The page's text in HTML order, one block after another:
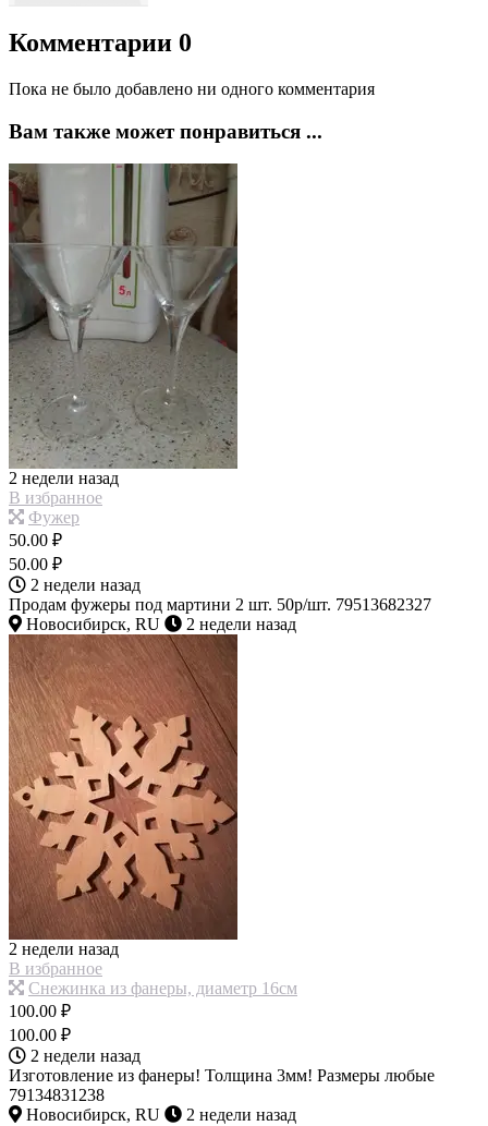
Комментарии 0
Пока не было добавлено ни одного комментария
Вам также может понравиться ...
2 недели назад
В избранное
Фужер
50.00 ₽
50.00 ₽
2 недели назад
Продам фужеры под мартини 2 шт. 50р/шт. 79513682327
Новосибирск, RU
2 недели назад
2 недели назад
В избранное
Снежинка из фанеры, диаметр 16см
100.00 ₽
100.00 ₽
2 недели назад
Изготовление из фанеры! Толщина 3мм! Размеры любые
79134831238
Новосибирск, RU
2 недели назад